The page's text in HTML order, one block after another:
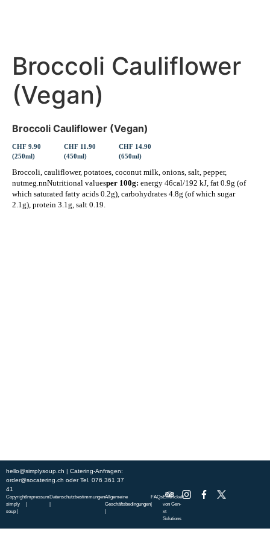
Broccoli Cauliflower
(Vegan)
Broccoli Cauliflower (Vegan)
CHF 9.90
(250ml)
CHF 11.90
(450ml)
CHF 14.90
(650ml)
Broccoli, cauliflower, potatoes, coconut milk, onions, salt, pepper,
nutmeg.nnNutritional valuesper 100g: energy 46cal/192 kJ, fat 0.9g (of
which saturated fatty acids 0.2g), carbohydrates 4.8g (of which sugar
2.1g), protein 3.1g, salt 0.19.
hello@simplysoup.ch | Catering-Anfragen:
order@socatering.ch oderTel. 076 361 37
41
Copyright
simply
soup |
ImpressumDatenschutzbestimmungenAllgemeine
Geschäftsbedingungen
FAQsEntwickelt
von Gen-
xt
Solutions